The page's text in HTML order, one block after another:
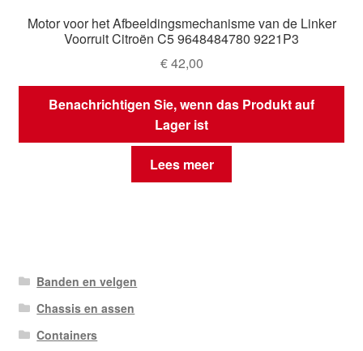
Motor voor het Afbeeldingsmechanisme van de Linker
Voorruit Citroën C5 9648484780 9221P3
€42,00
Benachrichtigen Sie, wenn das Produkt auf
Lager ist
Lees meer
Banden en velgen
Chassis en assen
Containers